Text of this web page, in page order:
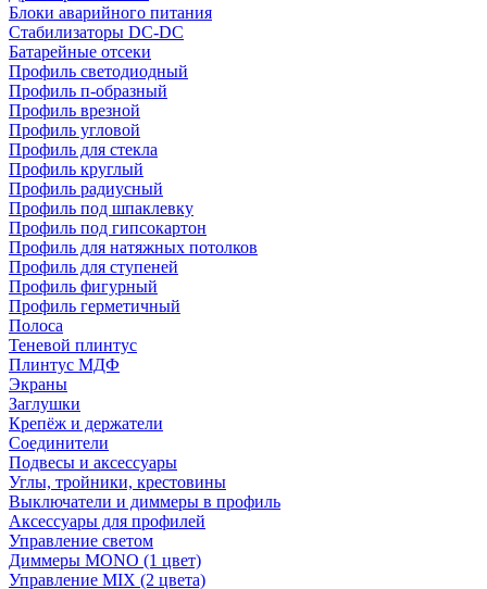
Блоки аварийного питания
Стабилизаторы DC-DC
Батарейные отсеки
Профиль светодиодный
Профиль п-образный
Профиль врезной
Профиль угловой
Профиль для стекла
Профиль круглый
Профиль радиусный
Профиль под шпаклевку
Профиль под гипсокартон
Профиль для натяжных потолков
Профиль для ступеней
Профиль фигурный
Профиль герметичный
Полоса
Теневой плинтус
Плинтус МДФ
Экраны
Заглушки
Крепёж и держатели
Соединители
Подвесы и аксессуары
Углы, тройники, крестовины
Выключатели и диммеры в профиль
Аксессуары для профилей
Управление светом
Диммеры MONO (1 цвет)
Управление MIX (2 цвета)